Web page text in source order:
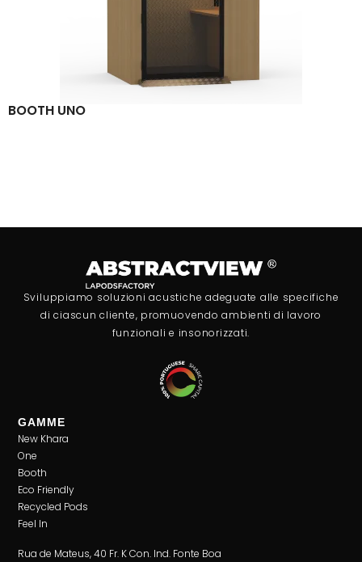
BOOTH UNO
Sviluppiamo soluzioni acustiche adeguate alle specifiche
di ciascun cliente, promuovendo ambienti di lavoro
funzionali e insonorizzati.
GAMME
New Khara
One
Booth
Eco Friendly
Recycled Pods
Feel In
Rua de Mateus, 40 Fr. K Con. Ind. Fonte Boa